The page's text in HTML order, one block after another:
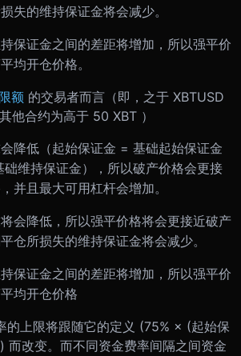
失的维持保证金将会减少。
保证金之间的差距将增加，所以强平价
均开仓价格。
额 的交易者而言（即，之于 XBTUSD
他合约为高于 50 XBT ）
降低（起始保证金 = 基础起始保证金
维持保证金），所以破产价格会更接
并且最大可用杠杆会增加。
会降低，所以强平价格将会更接近破产
仓所损失的维持保证金将会减少。
保证金之间的差距将增加，所以强平价
均开仓价格
的上限将跟随它的定义 (75% × (起始保
而改变。而不同资金费率间隔之间资金